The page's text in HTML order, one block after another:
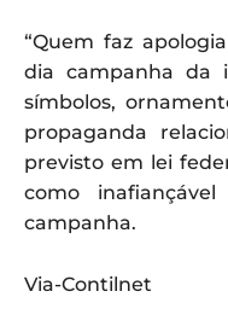
“Quem faz
dia campanha da
símbolos,
propaganda
previsto em lei
como
campanha.
Via-Contilnet